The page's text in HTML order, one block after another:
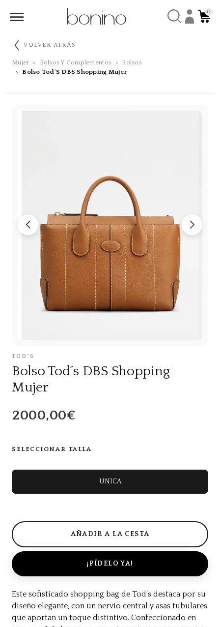
0
VOLVER ATRÁS
Mujer Bolsos Y Complementos
Bolsos
Bolso Tod´s DBS Shopping Mujer
TOD´S
Bolso Tod´s DBS Shopping
Mujer
2000,00€
SELECCIONAR TALLA
UNICA
¡PÍDELO YA!
Este sofisticado shopping bag de Tod’s destaca por su
diseño elegante, con un nervio central y asas tubulares
que aportan un toque distintivo. Confeccionado en